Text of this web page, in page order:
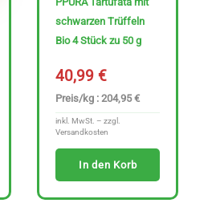
schwarzen Trüffeln
Bio 4 Stück zu 50 g
40,99€
Preis/kg : 204,95 €
inkl. MwSt. – zzgl.
Versandkosten
In den Korb